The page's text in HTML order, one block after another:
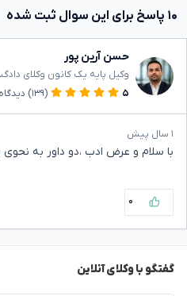
۱۰ پاسخ برای این سوال ثبت شده
حسن آرین پور
وکیل پایه یک کانون وکلای
۵
(۱۳۹) دیدگاه
۱ سال پیش
با سلام و عرض ادب ،دو داور به
۰
گفتگو با وکلای آنلاین